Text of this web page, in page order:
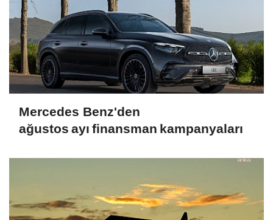
Mercedes Benz'den
ağustos ayı finansman kampanyaları